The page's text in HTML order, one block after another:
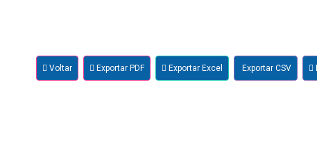
Voltar Exportar PDF Exportar Excel Exportar CSV